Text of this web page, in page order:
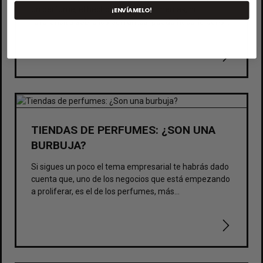
un perfume, el hecho de no haber marcas, ni
referencias sobre los perfumes, puede hacerle pensar
cada persona y a la vista está el hecho de que,
TIENDAS DE PERFUMES: ¿SON UNA
BURBUJA?
Si sigues un poco el tema empresarial te habrás dado
cuenta que, uno de los negocios que está empezando
a proliferar, es el de los perfumes, más
¡ENVÍAMELO!